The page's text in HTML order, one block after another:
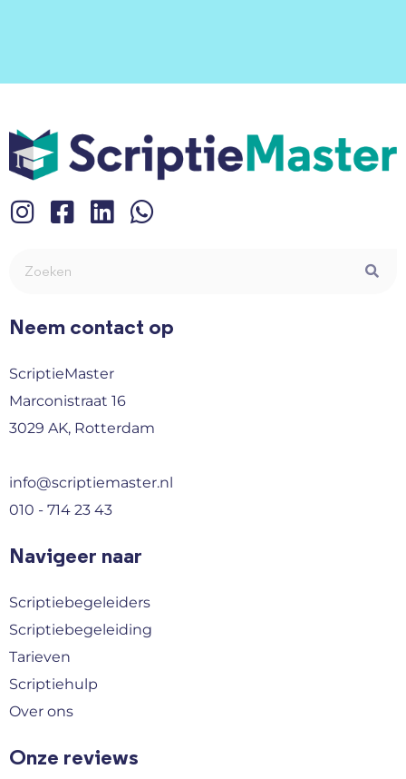
Neem contact op
ScriptieMaster
Marconistraat 16
3029 AK, Rotterdam
info@scriptiemaster.nl
010 - 714 23 43
Navigeer naar
Scriptiebegeleiders
Scriptiebegeleiding
Tarieven
Scriptiehulp
Over ons
Onze reviews